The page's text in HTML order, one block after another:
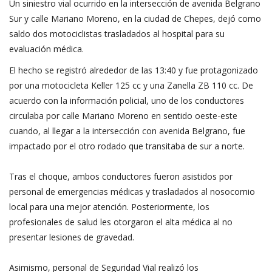
Un siniestro vial ocurrido en la intersección de avenida Belgrano
Sur y calle Mariano Moreno, en la ciudad de Chepes, dejó como
saldo dos motociclistas trasladados al hospital para su
evaluación médica.
El hecho se registró alrededor de las 13:40 y fue protagonizado
por una motocicleta Keller 125 cc y una Zanella ZB 110 cc. De
acuerdo con la información policial, uno de los conductores
circulaba por calle Mariano Moreno en sentido oeste-este
cuando, al llegar a la intersección con avenida Belgrano, fue
impactado por el otro rodado que transitaba de sur a norte.
Tras el choque, ambos conductores fueron asistidos por
personal de emergencias médicas y trasladados al nosocomio
local para una mejor atención. Posteriormente, los
profesionales de salud les otorgaron el alta médica al no
presentar lesiones de gravedad.
Asimismo, personal de Seguridad Vial realizó los